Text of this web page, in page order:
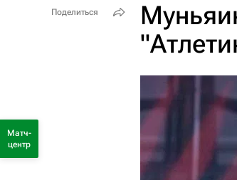
Поделиться
Матч-
центр